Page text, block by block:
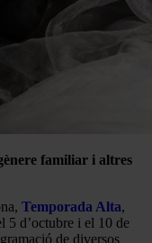
familiar i altres
Temporada Alta,
5 d’octubre i el 10 de
de diversos